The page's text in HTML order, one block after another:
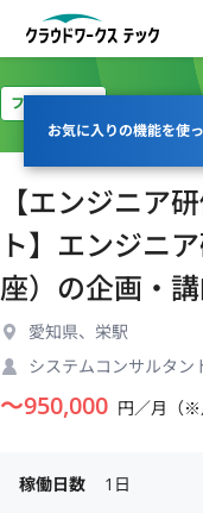
お気に入りの機能を使
フルリモート
【エンジニア
ト】エンジニ
座）の企画・
愛知県、栄駅
システムコンサルタン
〜950,000 円／月（※
稼働日数
1日